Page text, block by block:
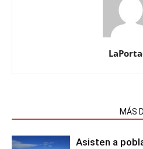
MÁS
Asisten a